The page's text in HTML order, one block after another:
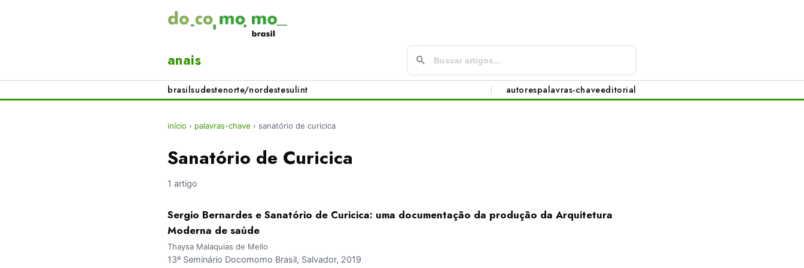
anais
brasilsudestenorte/nordestesulint autorespalavras-chaveeditorial
início › palavras-chave › sanatório de curicica
Sanatório de Curicica
1 artigo
Sergio Bernardes e Sanatório de Curicica: uma documentação da produção da Arquitetura
Moderna de saúde
Thaysa Malaquias de Mello
13º Seminário Docomomo Brasil, Salvador, 2019